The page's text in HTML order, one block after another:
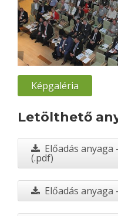
Képgaléria
Letölthető
Előadás anyaga
(.pdf)
Előadás anyaga